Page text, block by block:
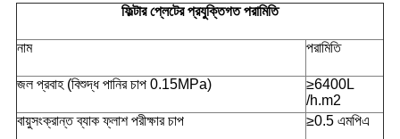
ফিল্টার প্লেটের প্রযুক্তিগত পরামিতি
নাম পরামিতি
জল প্রবাহ (বিশুদ্ধ পানির চাপ 0.15MPa)
≥6400L
/h.m2
বায়ুসংক্রান্ত ব্যাক ফ্লাশ পরীক্ষার চাপ
≥0.5 এমপিএ